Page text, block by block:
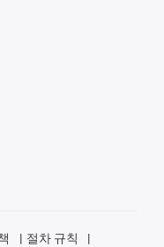
절차 규칙